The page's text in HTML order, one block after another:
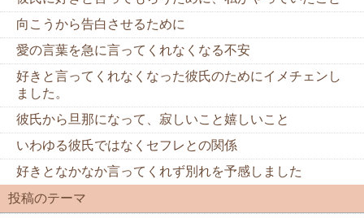
向こうから告白させるために
愛の言葉を急に言ってくれなくなる不安
好きと言ってくれなくなった彼氏のためにイメチェンし
ました。
彼氏から旦那になって、寂しいこと嬉しいこと
いわゆる彼氏ではなくセフレとの関係
好きとなかなか言ってくれず別れを予感しました
投稿のテーマ